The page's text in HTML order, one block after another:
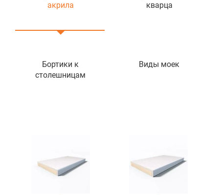
акрила
кварца
Бортики к
столешницам
Виды моек